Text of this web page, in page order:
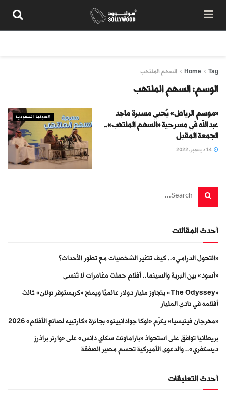
Home Tag السهم الملتهب
الوسم:السهم الملتهب
السينما السعودية
«موسم الرياض» يُحيي مسيرة ماجد
عبدالله في مسرحية «السهم الملتهب»..
الجمعة المقبل
أحدث المقالات
«التحول الدرامي».. كيف تتغير الشخصيات مع تطور الأحداث؟
«أسود» بين البرية والسينما.. أفلام حملت مغامرات لا تُنسى
«The Odyssey» يتجاوز مليار دولار عالميًا ويمنح «كريستوفر نولان» ثالث
أفلامه في نادي المليار
«مهرجان فينيسيا» يكرّم «لوكا جوادانيينو» بجائزة «كارتييه لصانع الأفلام» 2026
بريطانيا توافق على استحواذ «باراماونت سكاي دانس» على «وارنر براذرز
ديسكفري».. والدعوى الأميركية تحسم مصير الصفقة
أحدث التعليقات